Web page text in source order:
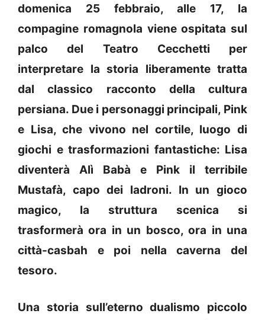
domenica 25 febbraio, alle 17, la
compagine romagnola viene ospitata sul
palco del Teatro Cecchetti per
interpretare la storia liberamente tratta
dal classico racconto della cultura
persiana. Due i personaggi principali, Pink
e Lisa, che vivono nel cortile, luogo di
giochi e trasformazioni fantastiche: Lisa
diventerà Alì Babà e Pink il terribile
Mustafà, capo dei ladroni. In un gioco
magico, la struttura scenica si
trasformerà ora in un bosco, ora in una
città-casbah e poi nella caverna del
tesoro.
Una storia sull’eterno dualismo piccolo